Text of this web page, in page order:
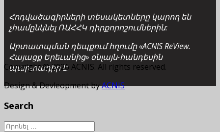
Հոդվածագիրների տեսակետները կարող են
չհամընկնել ՌԱՀՀԿ դիրքորոշումներին:
Արտատպման դեպքում հղումը «ACNIS ReView.
Հայացք Երեւանից» օնլայն-հանդեսին
պարտադիր է:
Copyright © 2026 ACNIS. All rights reserved.
Design & Devleopment byACNIS
Search